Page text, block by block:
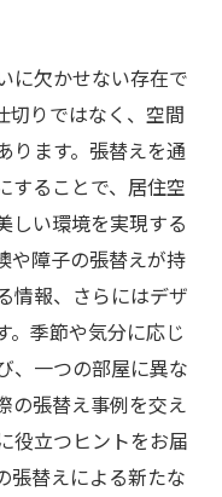
に欠かせない存在で
切りではなく、空間
ります。張替えを通
することで、居住空
しい環境を実現する
や障子の張替えが持
情報、さらにはデザ
。季節や気分に応じ
、一つの部屋に異な
の張替え事例を交え
役立つヒントをお届
張替えによる新たな